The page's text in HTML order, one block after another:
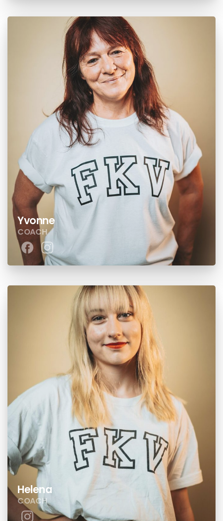
Yvonne
COACH
Helena
COACH